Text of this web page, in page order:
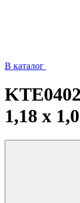
В каталог
1,18 x